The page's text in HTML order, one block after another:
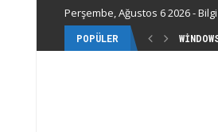
Perşembe, Ağustos 6 2026 -
POPÜLER